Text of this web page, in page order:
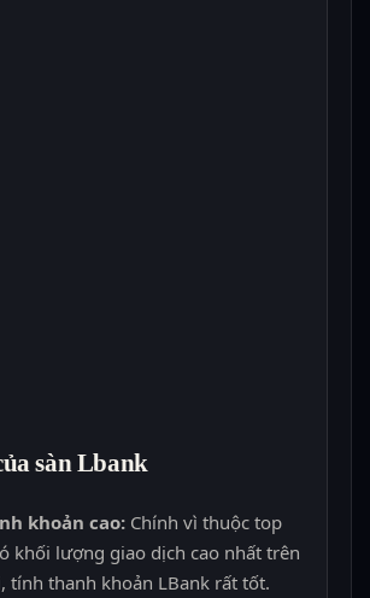
sàn Lbank
khoản cao:Chính vì thuộc top
khối lượng giao dịch cao nhất trên
tính thanh khoản LBank rất tốt.